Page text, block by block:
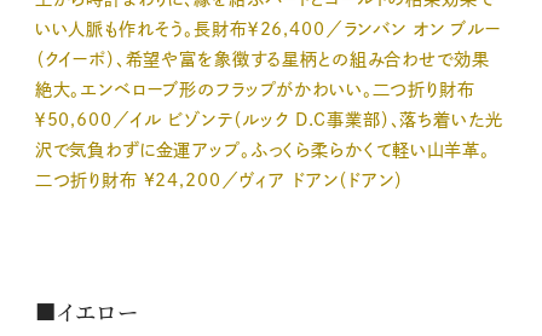
いい人脈も作れそう。長財布￥26,400／ランバン オン ブルー
（クイーポ）、希望や富を象徴する星柄との組み合わせで効果
絶大。エンベローブ形のフラップがかわいい。二つ折り財布
￥50,600／イル ビゾンテ（ルック D.C事業部）、落ち着いた光
沢で気負わずに金運アップ。ふっくら柔らかくて軽い山羊革。
二つ折り財布 ¥24,200／ヴィア ドアン（ドアン）
■イエロー